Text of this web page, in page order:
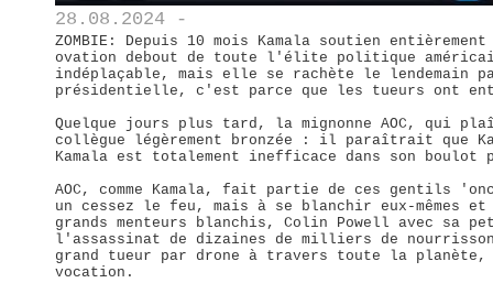
28.08.2024 -
ZOMBIE: Depuis 10 mois Kamala soutien
ovation debout de toute l'élite politique
indéplaçable, mais elle se rachète le
présidentielle, c'est parce que les tueurs ont
Quelque jours plus tard, la mignonne AOC, qui
collègue légèrement bronzée : il paraîtrait que
Kamala est totalement inefficace dans son
AOC, comme Kamala, fait partie de ces gentils
un cessez le feu, mais à se blanchir eux-mêmes
grands menteurs blanchis, Colin Powell avec sa
l'assassinat de dizaines de milliers de
grand tueur par drone à travers toute la
vocation.